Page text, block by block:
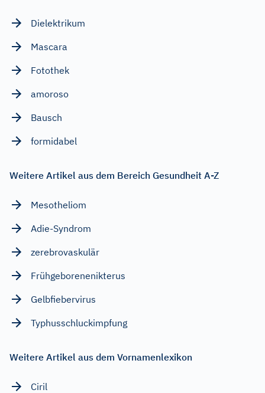
Dielektrikum
Mascara
Fotothek
amoroso
Bausch
formidabel
Weitere Artikel aus dem Bereich Gesundheit A-Z
Mesotheliom
Adie-Syndrom
zerebrovaskulär
Frühgeborenenikterus
Gelbfiebervirus
Typhusschluckimpfung
Weitere Artikel aus dem Vornamenlexikon
Ciril